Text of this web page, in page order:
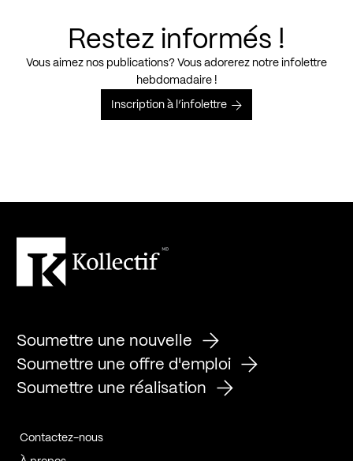
Restez informés !
Vous aimez nos publications? Vous adorerez notre infolettre
hebdomadaire !
Inscription à l’infolettre
Soumettre une nouvelle
Soumettre une offre d'emploi
Soumettre une réalisation
Contactez-nous